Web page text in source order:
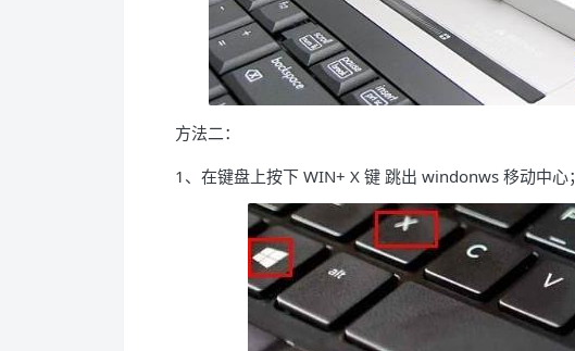
方法二：
1、在键盘上按下 WIN+ X 键 跳出 windonws 移动中心；